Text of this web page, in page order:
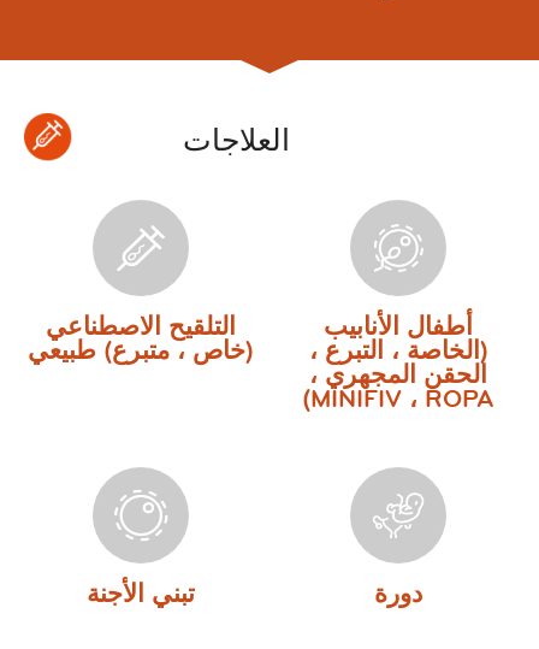
العلاجات
أطفال الأنابيب
(الخاصة ، التبرع ،
الحقن المجهري ،
MINIFIV ، ROPA)
التلقيح الاصطناعي
(خاص ، متبرع) طبيعي
دورة تبني الأجنة